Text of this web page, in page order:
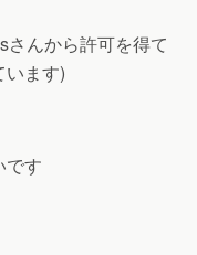
さんから許可を得て
ます)
です